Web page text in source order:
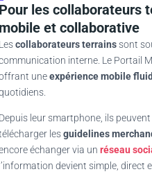
les collaborateurs
et collaborative
collaborateurs terrainssont
interne. Le Portail
uneexpérience mobile
leur smartphone, ils
lesguidelines
échanger via un réseau
devient simple, direct